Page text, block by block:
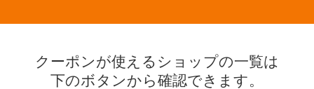
クーポンが使えるショップの一覧は
下のボタンから確認できます。